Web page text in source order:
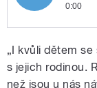
0:00
byla
Kateřina
„I kvůli dětem
s jejich rodinou.
než jsou u nás